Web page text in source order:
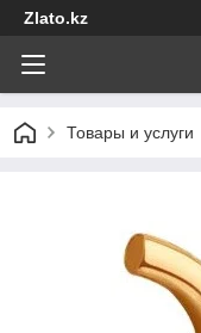
Zlato.kz
Товары и услуги